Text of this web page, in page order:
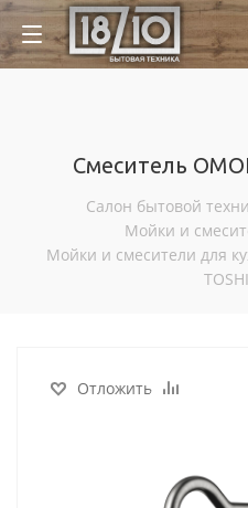
Смеситель
Салон бытовой
Мойки и
Мойки и смесители для
Отложить